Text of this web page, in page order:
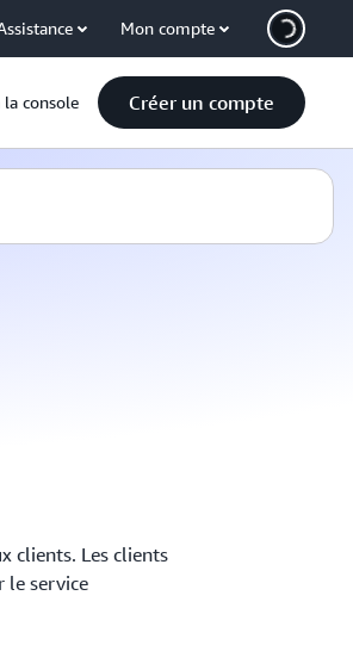
Mon compte
la console Créer un compte
clients. Les clients
le service